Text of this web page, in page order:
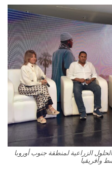
الزراعية لمنطقة جنوب أوروبا
وأفريقيا